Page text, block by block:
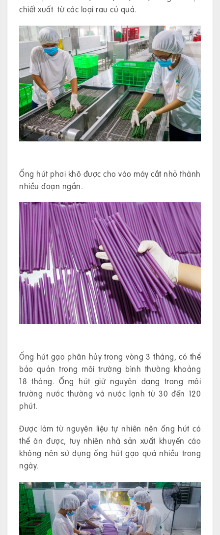
chiết xuất từ các loại rau củ quả.
Ống hút phơi khô được cho vào máy cắt nhỏ thành
nhiều đoạn ngắn.
Ống hút gạo phân hủy trong vòng 3 tháng, có thể
bảo quản trong môi trường bình thường khoảng
18 tháng. Ống hút giữ nguyên dạng trong môi
trường nước thường và nước lạnh từ 30 đến 120
phút.
Được làm từ nguyên liệu tự nhiên nên ống hút có
thể ăn được, tuy nhiên nhà sản xuất khuyến cáo
không nên sử dụng ống hút gạo quá nhiều trong
ngày.